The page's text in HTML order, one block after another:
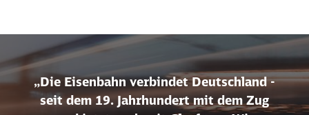
„Die Eisenbahn verbindet Deutschland -
seit dem 19. Jahrhundert mit dem Zug